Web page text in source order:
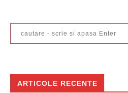
ARTICOLE RECENTE